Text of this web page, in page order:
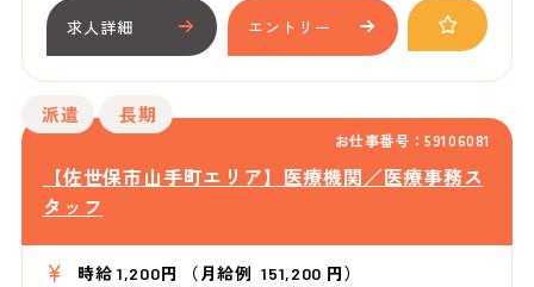
求人詳細 エントリー
お仕事番号：59106081
派遣 長期
【佐世保市山手町エリア】医療機関／医療事務ス
タッフ
時給 1,200円 （月給例 151,200 円）